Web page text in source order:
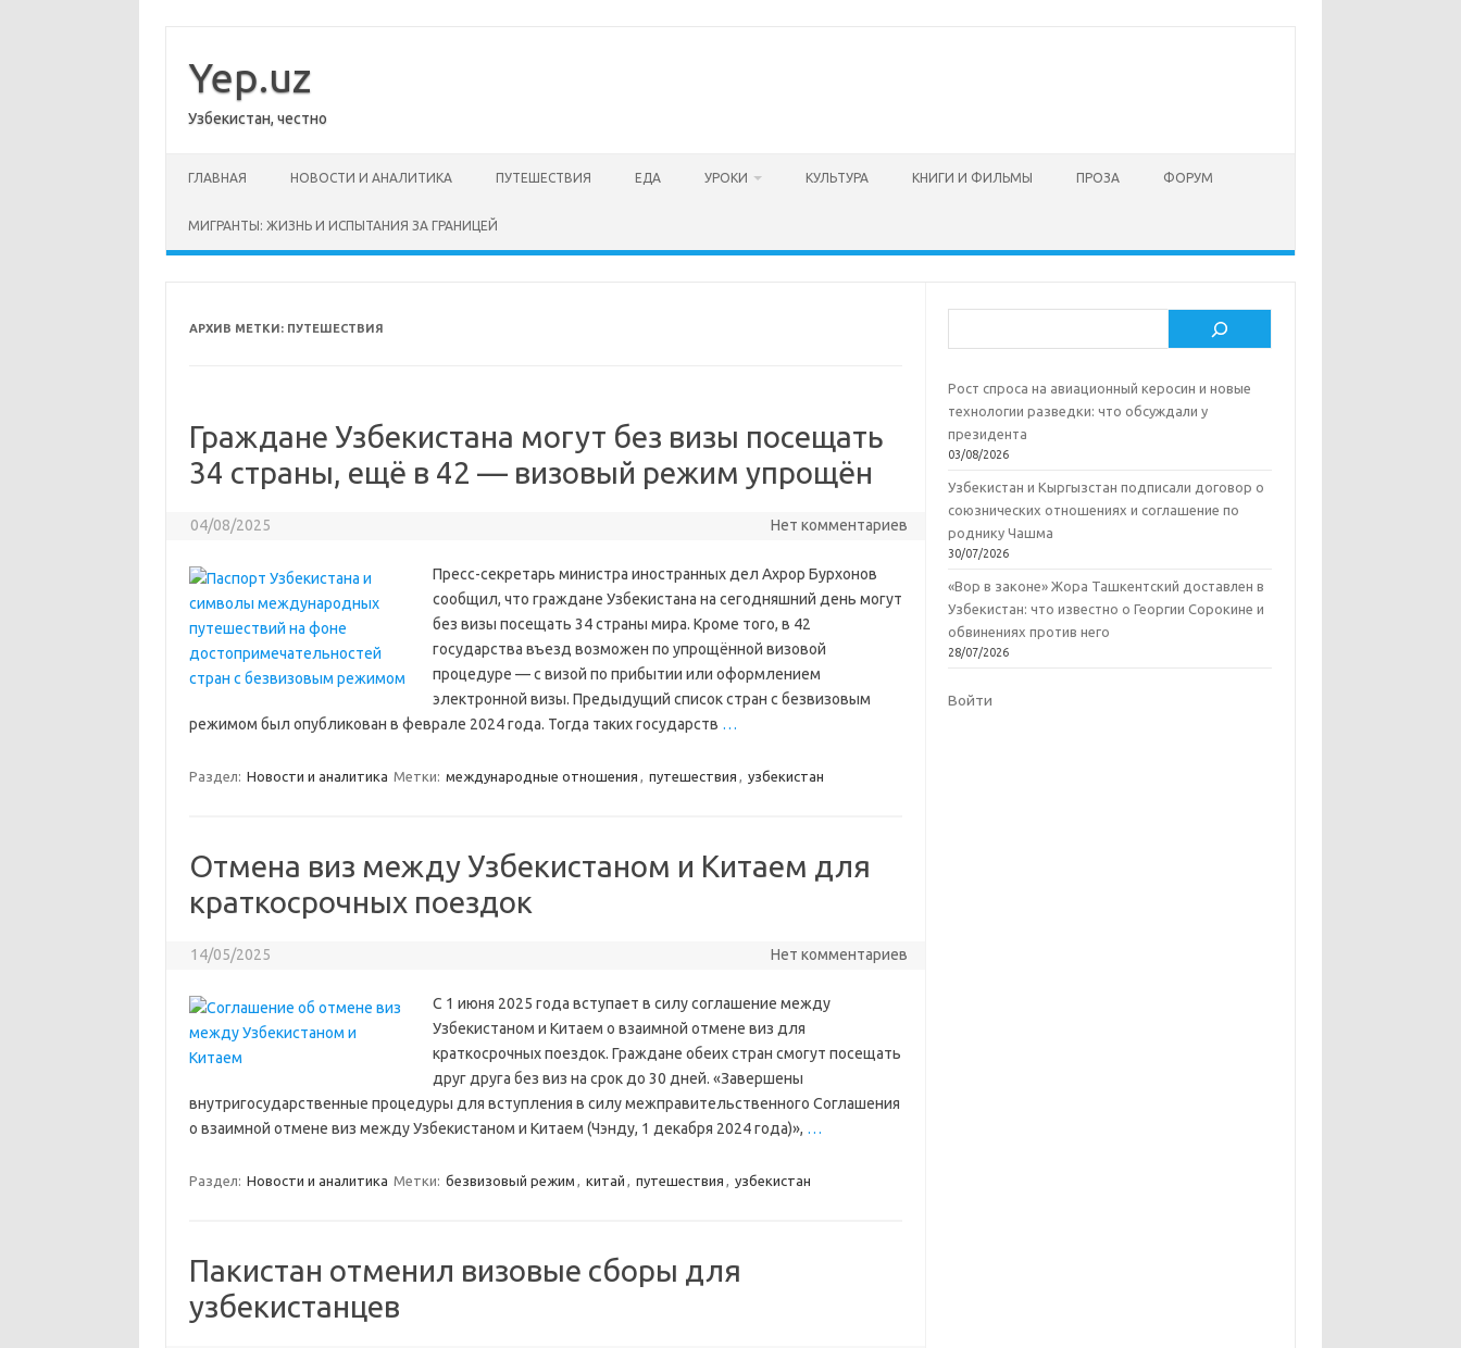
содержимому
Yep.uz
Узбекистан, честно
ГЛАВНАЯ НОВОСТИ И АНАЛИТИКА ПУТЕШЕСТВИЯ ЕДА УРОКИ КУЛЬТУРА КНИГИ И ФИЛЬМЫ ПРОЗА ФОРУМ
МИГРАНТЫ: ЖИЗНЬ И ИСПЫТАНИЯ ЗА ГРАНИЦЕЙ
АРХИВ МЕТКИ: ПУТЕШЕСТВИЯ
Граждане Узбекистана могут без визы посещать
34 страны, ещё в 42 — визовый режим упрощён
04/08/2025 Нет комментариев
Пресс-секретарь министра иностранных дел Ахрор Бурхонов
сообщил, что граждане Узбекистана на сегодняшний день могут
без визы посещать 34 страны мира. Кроме того, в 42
государства въезд возможен по упрощённой визовой
процедуре — с визой по прибытии или оформлением
электронной визы. Предыдущий список стран с безвизовым
режимом был опубликован в феврале 2024 года. Тогда таких государств …
Раздел: Новости и аналитика Метки: международные отношения , путешествия , узбекистан
Отмена виз между Узбекистаном и Китаем для
краткосрочных поездок
14/05/2025 Нет комментариев
С 1 июня 2025 года вступает в силу соглашение между
Узбекистаном и Китаем о взаимной отмене виз для
краткосрочных поездок. Граждане обеих стран смогут посещать
друг друга без виз на срок до 30 дней. «Завершены
внутригосударственные процедуры для вступления в силу межправительственного Соглашения
о взаимной отмене виз между Узбекистаном и Китаем (Чэнду, 1 декабря 2024 года)», …
Раздел: Новости и аналитика Метки: безвизовый режим , китай , путешествия , узбекистан
Пакистан отменил визовые сборы для
узбекистанцев
Рост спроса на авиационный керосин и новые
технологии разведки: что обсуждали у
президента
03/08/2026
Узбекистан и Кыргызстан подписали договор о
союзнических отношениях и соглашение по
роднику Чашма
30/07/2026
«Вор в законе» Жора Ташкентский доставлен в
Узбекистан: что известно о Георгии Сорокине и
обвинениях против него
28/07/2026
Войти